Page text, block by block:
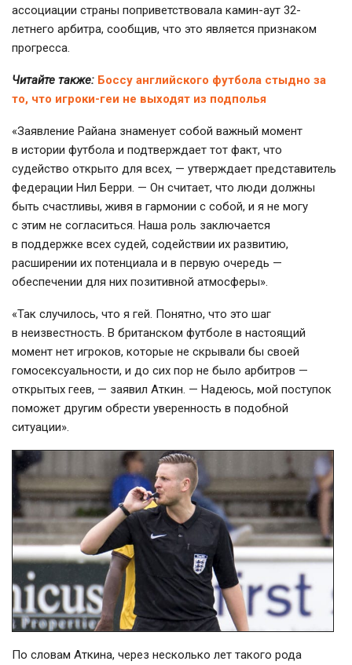
ассоциации страны поприветствовала камин-аут 32-
летнего арбитра, сообщив, что это является признаком
прогресса.
Читайте также: Боссу английского футбола стыдно за
то, что игроки-геи не выходят из подполья
«Заявление Райана знаменует собой важный момент
в истории футбола и подтверждает тот факт, что
судейство открыто для всех, — утверждает представитель
федерации Нил Берри. — Он считает, что люди должны
быть счастливы, живя в гармонии с собой, и я не могу
с этим не согласиться. Наша роль заключается
в поддержке всех судей, содействии их развитию,
расширении их потенциала и в первую очередь —
обеспечении для них позитивной атмосферы».
«Так случилось, что я гей. Понятно, что это шаг
в неизвестность. В британском футболе в настоящий
момент нет игроков, которые не скрывали бы своей
гомосексуальности, и до сих пор не было арбитров —
открытых геев, — заявил Аткин. — Надеюсь, мой поступок
поможет другим обрести уверенность в подобной
ситуации».
По словам Аткина, через несколько лет такого рода